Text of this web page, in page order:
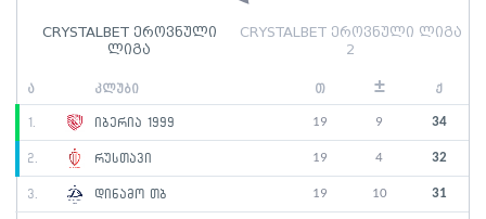
CRYSTALBET ეროვნული
ლიგა
CRYSTALBET ეროვნული ლიგა
2
ა კლუბი თ ± ქ
1. იბერია 1999 19 9 34
2. რუსთავი 19 4 32
3. დინამო თბ 19 10 31